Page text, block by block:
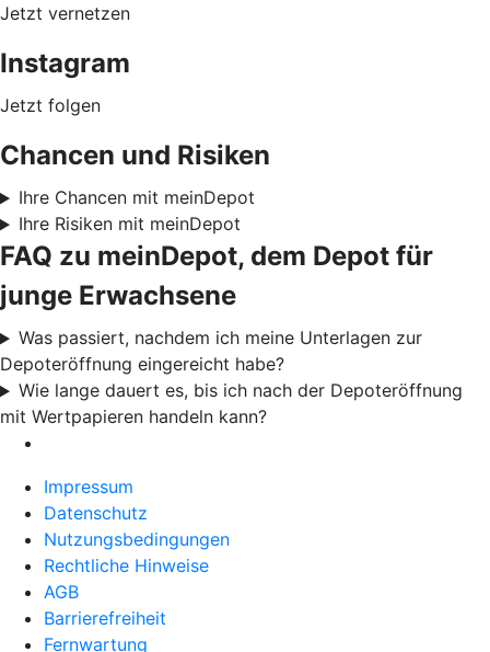
Jetzt vernetzen
Instagram
Jetzt folgen
Chancen und Risiken
Ihre Chancen mit meinDepot
Ihre Risiken mit meinDepot
FAQ zu meinDepot, dem Depot für
junge Erwachsene
Was passiert, nachdem ich meine Unterlagen zur
Depoteröffnung eingereicht habe?
Wie lange dauert es, bis ich nach der Depoteröffnung
mit Wertpapieren handeln kann?
Impressum
Datenschutz
Nutzungsbedingungen
Rechtliche Hinweise
AGB
Barrierefreiheit
Fernwartung